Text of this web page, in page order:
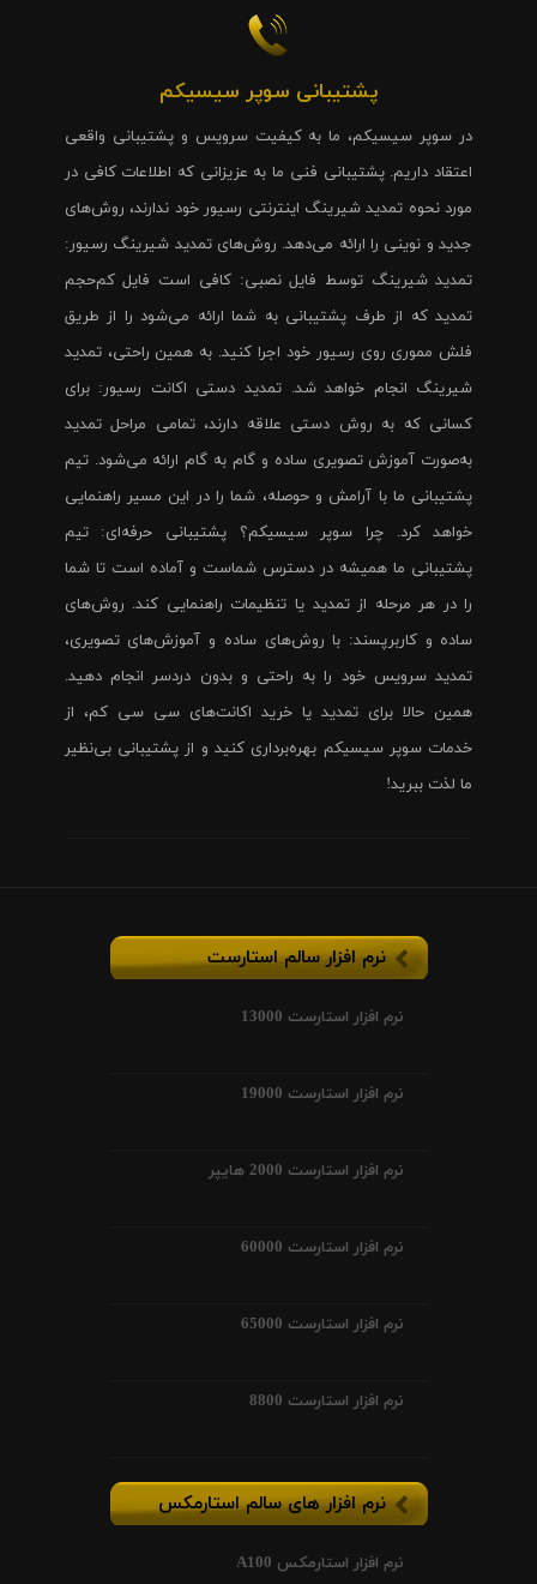
پشتیبانی سوپر سیسیکم
در سوپر سیسیکم، ما به کیفیت سرویس و پشتیبانی واقعی
اعتقاد داریم. پشتیبانی فنی ما به عزیزانی که اطلاعات کافی در
مورد نحوه تمدید شیرینگ اینترنتی رسیور خود ندارند، روش‌های
جدید و نوینی را ارائه می‌دهد. روش‌های تمدید شیرینگ رسیور:
تمدید شیرینگ توسط فایل نصبی: کافی است فایل کم‌حجم
تمدید که از طرف پشتیبانی به شما ارائه می‌شود را از طریق
فلش مموری روی رسیور خود اجرا کنید. به همین راحتی، تمدید
شیرینگ انجام خواهد شد. تمدید دستی اکانت رسیور: برای
کسانی که به روش دستی علاقه دارند، تمامی مراحل تمدید
به‌صورت آموزش تصویری ساده و گام به گام ارائه می‌شود. تیم
پشتیبانی ما با آرامش و حوصله، شما را در این مسیر راهنمایی
خواهد کرد. چرا سوپر سیسیکم؟ پشتیبانی حرفه‌ای: تیم
پشتیبانی ما همیشه در دسترس شماست و آماده است تا شما
را در هر مرحله از تمدید یا تنظیمات راهنمایی کند. روش‌های
ساده و کاربرپسند: با روش‌های ساده و آموزش‌های تصویری،
تمدید سرویس خود را به راحتی و بدون دردسر انجام دهید.
همین حالا برای تمدید یا خرید اکانت‌های سی سی کم، از
خدمات سوپر سیسیکم بهره‌برداری کنید و از پشتیبانی بی‌نظیر
ما لذت ببرید!
نرم افزار سالم استارست
نرم افزار استارست 13000
نرم افزار استارست 19000
نرم افزار استارست 2000 هایپر
نرم افزار استارست 60000
نرم افزار استارست 65000
نرم افزار استارست 8800
نرم افزار های سالم استارمکس
نرم افزار استارمکس A100